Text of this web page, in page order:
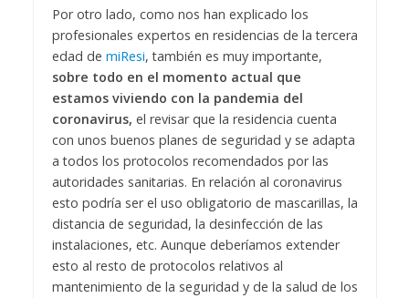
Por otro lado, como nos han explicado los
profesionales expertos en residencias de la tercera
edad de miResi, también es muy importante,
sobre todo en el momento actual que
estamos viviendo con la pandemia del
coronavirus, el revisar que la residencia cuenta
con unos buenos planes de seguridad y se adapta
a todos los protocolos recomendados por las
autoridades sanitarias. En relación al coronavirus
esto podría ser el uso obligatorio de mascarillas, la
distancia de seguridad, la desinfección de las
instalaciones, etc. Aunque deberíamos extender
esto al resto de protocolos relativos al
mantenimiento de la seguridad y de la salud de los